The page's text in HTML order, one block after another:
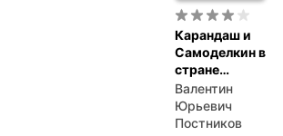
Карандаш и
Самоделкин в
стране
шоколадных
деревьев
Валентин
Юрьевич
Постников